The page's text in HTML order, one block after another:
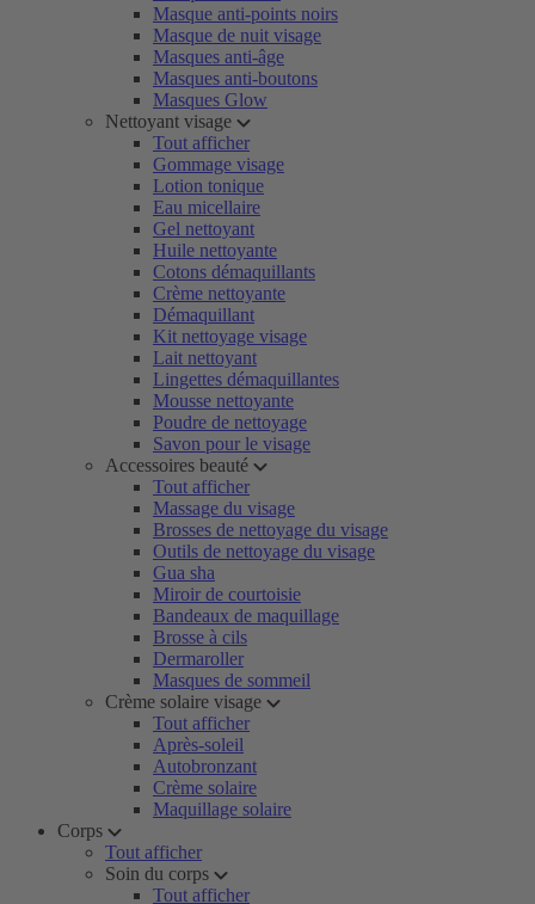
Masque anti-points noirs
Masque de nuit visage
Masques anti-âge
Masques anti-boutons
Masques Glow
Nettoyant visage
Tout afficher
Gommage visage
Lotion tonique
Eau micellaire
Gel nettoyant
Huile nettoyante
Cotons démaquillants
Crème nettoyante
Démaquillant
Kit nettoyage visage
Lait nettoyant
Lingettes démaquillantes
Mousse nettoyante
Poudre de nettoyage
Savon pour le visage
Accessoires beauté
Tout afficher
Massage du visage
Brosses de nettoyage du visage
Outils de nettoyage du visage
Gua sha
Miroir de courtoisie
Bandeaux de maquillage
Brosse à cils
Dermaroller
Masques de sommeil
Crème solaire visage
Tout afficher
Après-soleil
Autobronzant
Crème solaire
Maquillage solaire
Corps
Tout afficher
Soin du corps
Tout afficher